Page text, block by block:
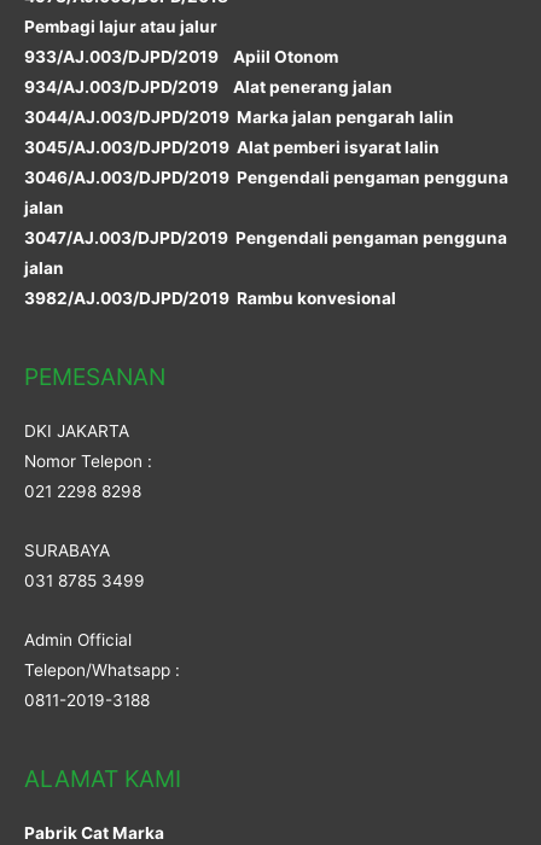
Pembagi lajur atau jalur
933/AJ.003/DJPD/2019 Apiil Otonom
934/AJ.003/DJPD/2019 Alat penerang jalan
3044/AJ.003/DJPD/2019 Marka jalan pengarah lalin
3045/AJ.003/DJPD/2019 Alat pemberi isyarat lalin
3046/AJ.003/DJPD/2019 Pengendali pengaman pengguna
jalan
3047/AJ.003/DJPD/2019 Pengendali pengaman pengguna
jalan
3982/AJ.003/DJPD/2019 Rambu konvesional
PEMESANAN
DKI JAKARTA
Nomor Telepon :
021 2298 8298
SURABAYA
031 8785 3499
Admin Official
Telepon/Whatsapp :
0811-2019-3188
ALAMAT KAMI
Pabrik Cat Marka